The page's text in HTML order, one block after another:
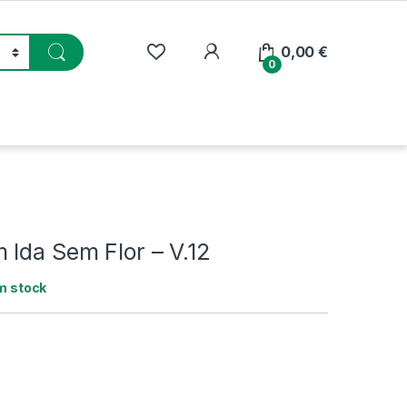
My Account
0
0,00€
Ida Sem Flor – V.12
stock